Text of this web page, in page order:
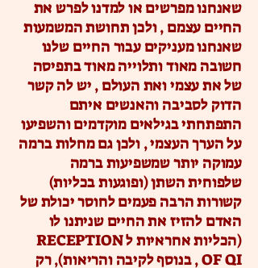
שאנחנו מפרשים או למדנו לפרש את
החיים עצמם , ולכן תחושת המשמעות
שאנחנו מעניקים עבור החיים שלנו
חשובה מאוד ותלוייה מאוד בתפיסה
של את עצמי ואת העולם , יש לה קשר
הדוק לסביבה והאנשים איתם
התפתחתי בגילאים מוקדמים והשפיעו
על הערך העצמי , ולכן גם מחלות ברמה
עמוקה יותר שמשפיעות ברמה
שלפוחית השתן (ופוגעות בכליות)
קשורות הרבה פעמים לחוסר יכולת של
האדם להזיז את החיים שניתנו לו
(הכליות אחראיות ל RECEPTION
OF QI , בנוסף לקיבה והריאות), רק